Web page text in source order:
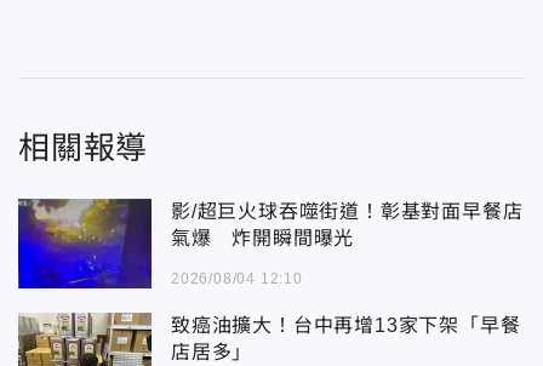
相關報導
影/超巨火球吞噬街道！彰基對面早餐店
氣爆 炸開瞬間曝光
2026/08/04 12:10
致癌油擴大！台中再增13家下架「早餐
店居多」